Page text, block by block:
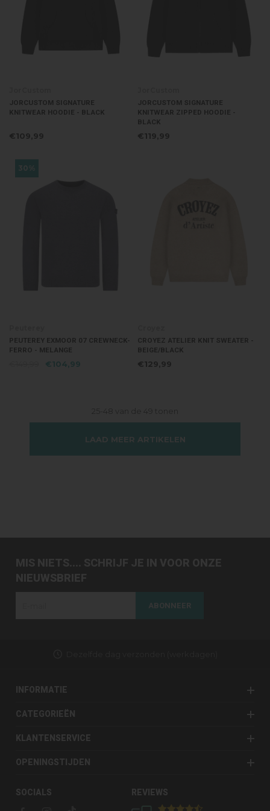
JORCUSTOM SIGNATURE
KNITWEAR HOODIE - BLACK
€109,99
JORCUSTOM SIGNATURE
KNITWEAR ZIPPED HOODIE -
BLACK
€119,99
30%
PEUTEREY EXMOOR 07 CREWNECK-
FERRO - MELANGE
€104,99
CROYEZ ATELIER KNIT SWEATER -
BEIGE/BLACK
€129,99
LAAD MEER ARTIKELEN
ABONNEER
INFORMATIE
CATEGORIEËN
KLANTENSERVICE
OPENINGSTIJDEN
SOCIALS REVIEWS